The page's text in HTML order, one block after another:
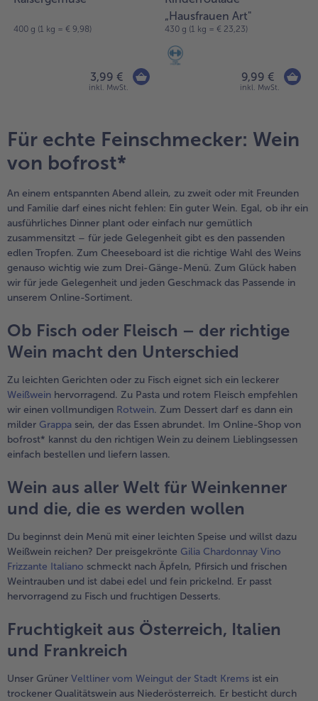
400 g (1 kg = € 9,98)
3,99 €
inkl. MwSt.
„Hausfrauen Art"
430 g (1 kg = € 23,23)
9,99 €
inkl. MwSt.
Für echte Feinschmecker: Wein
von bofrost*
An einem entspannten Abend allein, zu zweit oder mit Freunden
und Familie darf eines nicht fehlen: Ein guter Wein. Egal, ob ihr ein
ausführliches Dinner plant oder einfach nur gemütlich
zusammensitzt – für jede Gelegenheit gibt es den passenden
edlen Tropfen. Zum Cheeseboard ist die richtige Wahl des Weins
genauso wichtig wie zum Drei-Gänge-Menü. Zum Glück haben
wir für jede Gelegenheit und jeden Geschmack das Passende in
unserem Online-Sortiment.
Ob Fisch oder Fleisch – der richtige
Wein macht den Unterschied
Zu leichten Gerichten oder zu Fisch eignet sich ein leckerer
Weißwein hervorragend. Zu Pasta und rotem Fleisch empfehlen
wir einen vollmundigen Rotwein. Zum Dessert darf es dann ein
milder Grappa sein, der das Essen abrundet. Im Online-Shop von
bofrost* kannst du den richtigen Wein zu deinem Lieblingsessen
einfach bestellen und liefern lassen.
Wein aus aller Welt für Weinkenner
und die, die es werden wollen
Du beginnst dein Menü mit einer leichten Speise und willst dazu
Weißwein reichen? Der preisgekrönte Gilia Chardonnay Vino
Frizzante Italiano schmeckt nach Äpfeln, Pfirsich und frischen
Weintrauben und ist dabei edel und fein prickelnd. Er passt
hervorragend zu Fisch und fruchtigen Desserts.
Fruchtigkeit aus Österreich, Italien
und Frankreich
Unser Grüner Veltliner vom Weingut der Stadt Krems ist ein
trockener Qualitätswein aus Niederösterreich. Er besticht durch